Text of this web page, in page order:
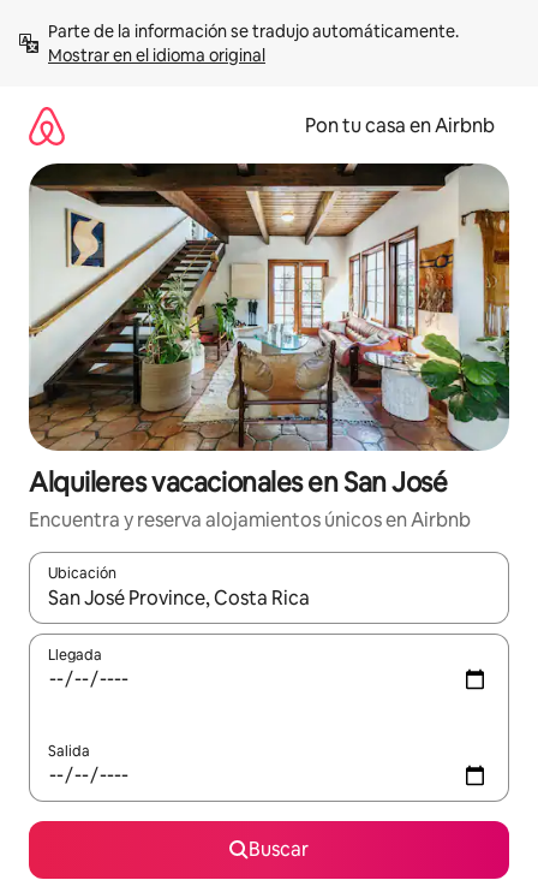
contenidoMostrar en el idioma original
Pon tu casa en Airbnb
Alquileres vacacionales en San José
Encuentra y reserva alojamientos únicos en Airbnb
Ubicación
Cuando los resultados estén disponibles, navega con las
Llegada
Salida
Buscar